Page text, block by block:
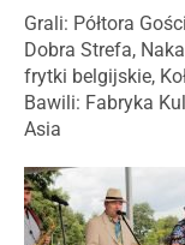
Grali: Półtora
Dobra Strefa,
frytki belgijskie,
Bawili: Fabryka
Asia